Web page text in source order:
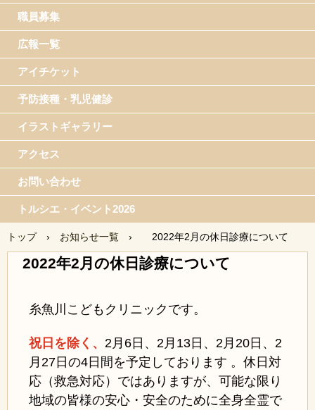
職員募集
広報一覧
アイチケット
予防接種・乳児健診
イラストギャラリー
アクセス
お問い合わせ
トルシエ・イベント2026
トップ › お知らせ一覧 › 2022年2月の休日診療について
2022年2月の休日診療について
糸魚川こどもクリニックです。
祝日を除く、 2月6日、 2月13日、2月20日、2
月27日の4日間を予定しております 。休日対
応（救急対応）ではありますが、可能な限り
地域の皆様の安心・安全のために全身全霊で